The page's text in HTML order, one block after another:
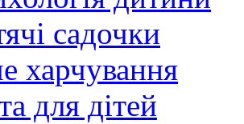
садочки
харчування
для дітей